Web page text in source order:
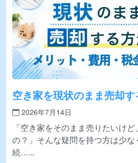
空き家を現状のまま売却
ト・デメリット・費用・税
2026年7月14日
「空き家をそのまま売りたいけ
の？」そんな疑問を持つ方は少な
続…